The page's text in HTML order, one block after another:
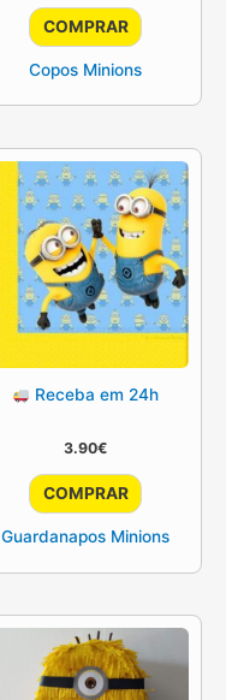
original
era:
atual
é:
COMPRAR
Copos Minions
Receba em 24h
3.90€
COMPRAR
Guardanapos Minions